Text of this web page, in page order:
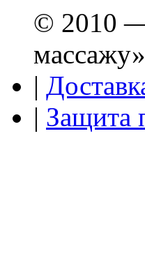
© 2010
|
| Защита